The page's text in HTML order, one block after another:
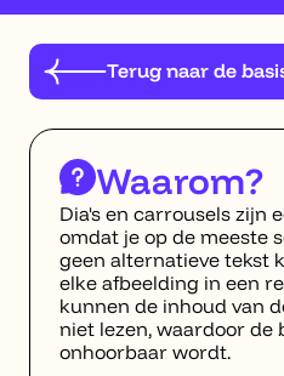
Terug naar de
Waarom?
Dia's en carrousels zijn
omdat je op de meeste
geen alternatieve tekst
elke afbeelding in een
kunnen de inhoud van
niet lezen, waardoor de
onhoorbaar wordt.